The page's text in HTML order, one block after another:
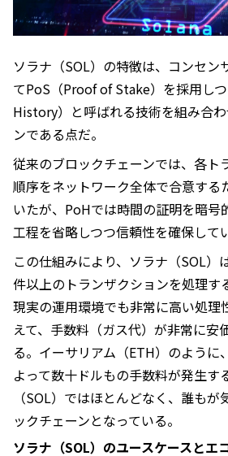
ソラナ（SOL）の特徴は、コンセン
てPoS（Proof of Stake）を採用し
History）と呼ばれる技術を組み合
ンである点だ。
従来のブロックチェーンでは、各ト
順序をネットワーク全体で合意する
いたが、PoHでは時間の証明を暗号
工程を省略しつつ信頼性を確保して
この仕組みにより、ソラナ（SOL）
件以上のトランザクションを処理す
現実の運用環境でも非常に高い処理
えて、手数料（ガス代）が非常に安
る。イーサリアム（ETH）のように
よって数十ドルもの手数料が発生す
（SOL）ではほとんどなく、誰も
ックチェーンとなっている。
ソラナ（SOL）のユースケースとエ